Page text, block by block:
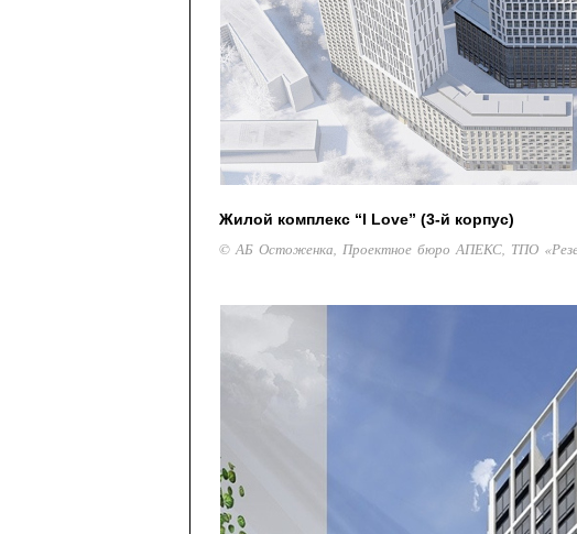
Жилой комплекс “I Love” (3-й корпус)
© АБ Остоженка, Проектное бюро АПЕКС, ТПО